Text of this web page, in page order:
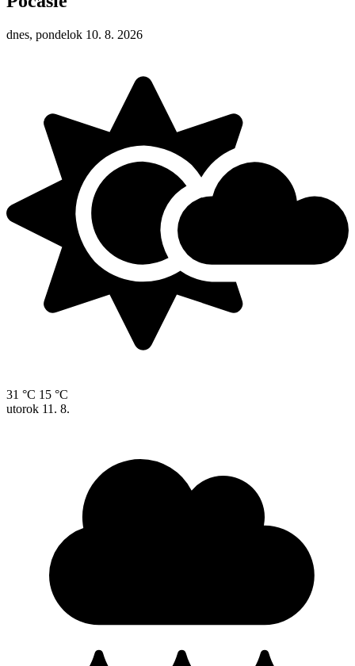
dnes, pondelok 10. 8. 2026
31 °C 15 °C
utorok 11. 8.